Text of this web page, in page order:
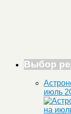
Выбор
июль